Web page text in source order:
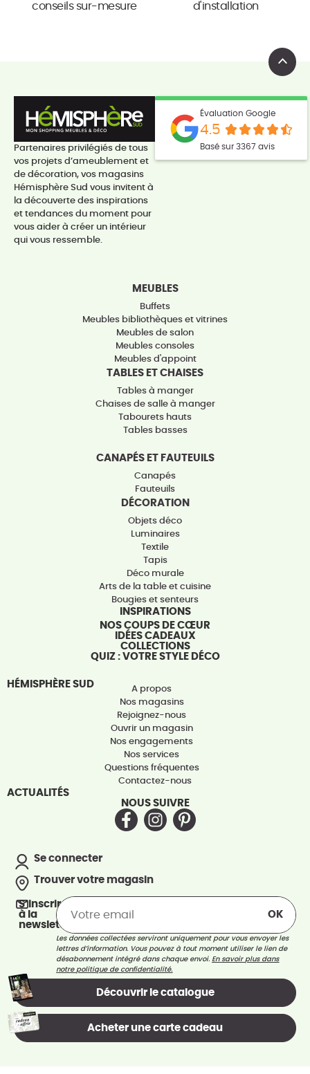
conseils sur-mesure
d'installation
Partenaires privilégiés de tous
vos projets d’ameublement et
de décoration, vos magasins
Hémisphère Sud vous invitent à
la découverte des inspirations
et tendances du moment pour
vous aider à créer un intérieur
qui vous ressemble.
Évaluation Google
4.5
Basé sur 3367 avis
MEUBLES
Buffets
Meubles bibliothèques et vitrines
Meubles de salon
Meubles consoles
Meubles d'appoint
TABLES ET CHAISES
Tables à manger
Chaises de salle à manger
Tabourets hauts
Tables basses
CANAPÉS ET FAUTEUILS
Canapés
Fauteuils
DÉCORATION
Objets déco
Luminaires
Textile
Tapis
Déco murale
Arts de la table et cuisine
Bougies et senteurs
INSPIRATIONS
NOS COUPS DE CŒUR
IDÉES CADEAUX
COLLECTIONS
QUIZ : VOTRE STYLE DÉCO
HÉMISPHÈRE SUD
A propos
Nos magasins
Rejoignez-nous
Ouvrir un magasin
Nos engagements
Nos services
Questions fréquentes
Contactez-nous
ACTUALITÉS
NOUS SUIVRE
Se connecter
Trouver votre magasin
S’inscrire
à la
newsletter
Les données collectées serviront uniquement pour vous envoyer les
lettres d’information. Vous pouvez à tout moment utiliser le lien de
désabonnement intégré dans chaque envoi. En savoir plus dans
notre politique de confidentialité.
Découvrir le catalogue
Acheter une carte cadeau